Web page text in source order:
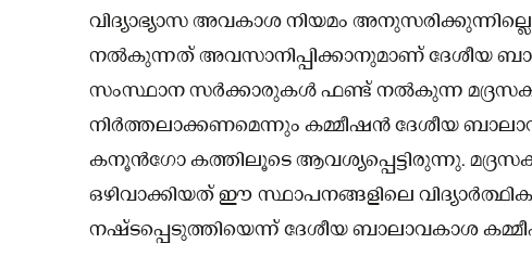
വിദ്യാഭ്യാസ അവകാശ നിയമം
നല്‍കുന്നത് അവസാനിപ്പിക്കാനുമാണ് ദേശീയ
സംസ്ഥാന സര്‍ക്കാരുകള്‍ ഫണ്ട് നല്‍കുന്ന
നിര്‍ത്തലാക്കണമെന്നും കമ്മീഷൻ ദേശീയ
കനൂന്‍ഗോ കത്തിലൂടെ ആവശ്യപ്പെട്ടിരുന്നു.
ഒഴിവാക്കിയത് ഈ സ്ഥാപനങ്ങളിലെ
നഷ്ടപ്പെടുത്തിയെന്ന് ദേശീയ ബാലാവകാശ